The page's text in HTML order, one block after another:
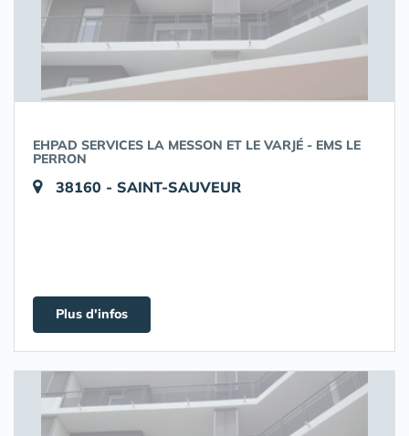
EHPAD SERVICES LA MESSON ET LE VARJÉ - EMS LE
PERRON
38160 - SAINT-SAUVEUR
Plus d'infos